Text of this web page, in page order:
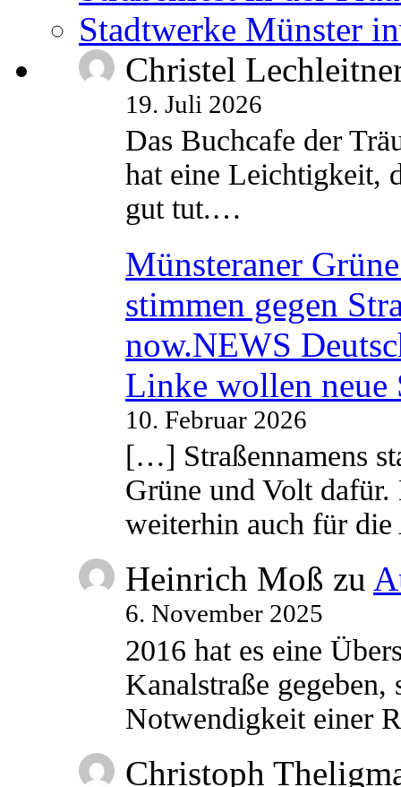
Stadtwerke Münster
Christel
19. Juli 2026
Das Buchcafe der
hat eine Leichtigkeit,
gut tut.…
Münsteraner
stimmen gegen
now.NEWS
Linke wollen neue
10. Februar 2026
[…] Straßennamens
Grüne und Volt
weiterhin auch für
Heinrich Moß zu
6. November 2025
2016 hat es eine
Kanalstraße
Notwendigkeit einer
Christoph